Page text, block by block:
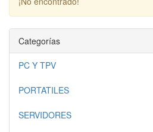
Categorías
PC Y TPV
PORTATILES
SERVIDORES